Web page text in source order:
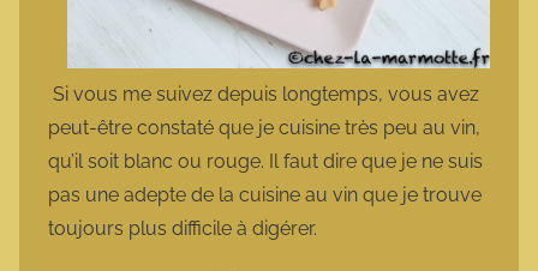
Si vous me suivez depuis longtemps, vous avez
peut-être constaté que je cuisine très peu au vin,
qu’il soit blanc ou rouge. Il faut dire que je ne suis
pas une adepte de la cuisine au vin que je trouve
toujours plus difficile à digérer.